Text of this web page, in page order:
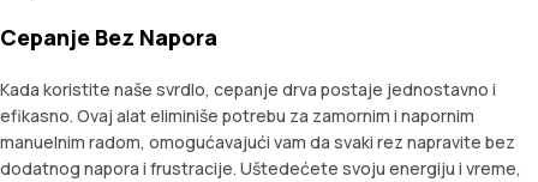
Cepanje Bez Napora
Kada koristite naše svrdlo, cepanje drva postaje jednostavno i
efikasno. Ovaj alat eliminiše potrebu za zamornim i napornim
manuelnim radom, omogućavajući vam da svaki rez napravite bez
dodatnog napora i frustracije. Uštedećete svoju energiju i vreme,